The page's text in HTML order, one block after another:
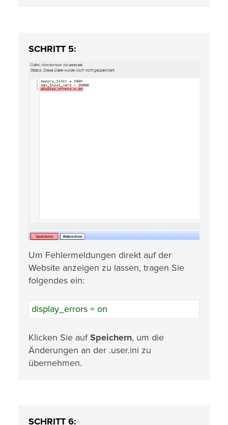
SCHRITT 5:
Um Fehlermeldungen direkt auf der
Website anzeigen zu lassen, tragen Sie
folgendes ein:
display_errors = on
Klicken Sie aufSpeichern, um die
Änderungen an der .user.ini zu
übernehmen.
SCHRITT 6: